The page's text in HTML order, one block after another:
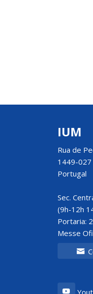
IUM
Rua de
1449-027
Portugal
Sec.
(9h-12h
Portaria:
Messe